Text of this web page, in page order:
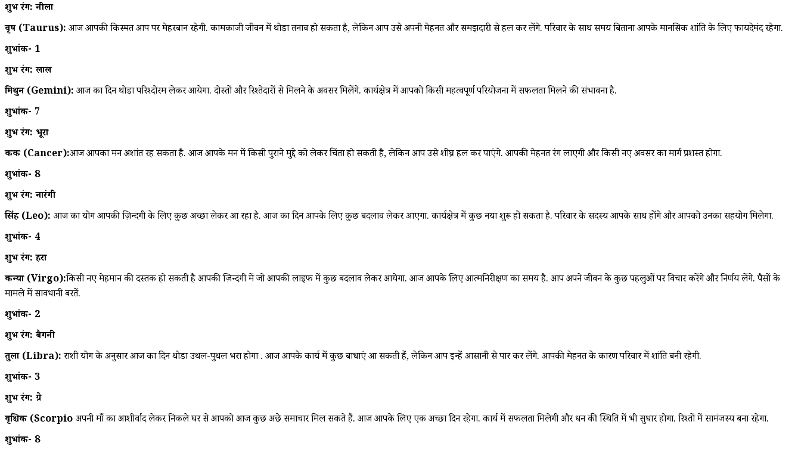
शुभ रंग: नीला
वृष (Taurus): आज आपकी किस्मत आप पर मेहरबान रहेगी. कामकाजी जीवन में थोड़ा तनाव हो सकता है, लेकिन आप उसे अपनी मेहनत और समझदारी से हल कर लेंगे. परिवार के साथ समय बिताना आपके मानसिक शांति के लिए फायदेमंद रहेगा.
शुभांक- 1
शुभ रंग: लाल
मिथुन (Gemini): आज का दिन थोडा परिश्दोरम लेकर आयेगा. दोस्तों और रिश्तेदारों से मिलने के अवसर मिलेंगे. कार्यक्षेत्र में आपको किसी महत्वपूर्ण परियोजना में सफलता मिलने की संभावना है.
शुभांक- 7
शुभ रंग: भूरा
कर्क (Cancer):आज आपका मन अशांत रह सकता है. आज आपके मन में किसी पुराने मुद्दे को लेकर चिंता हो सकती है, लेकिन आप उसे शीघ्र हल कर पाएंगे. आपकी मेहनत रंग लाएगी और किसी नए अवसर का मार्ग प्रशस्त होगा.
शुभांक- 8
शुभ रंग: नारंगी
सिंह (Leo): आज का योग आपकी ज़िन्दगी के लिए कुछ अच्छा लेकर आ रहा है. आज का दिन आपके लिए कुछ बदलाव लेकर आएगा. कार्यक्षेत्र में कुछ नया शुरू हो सकता है. परिवार के सदस्य आपके साथ होंगे और आपको उनका सहयोग मिलेगा.
शुभांक- 4
शुभ रंग: हरा
कन्या (Virgo):किसी नए मेहमान की दस्तक हो सकती है आपकी ज़िन्दगी में जो आपकी लाइफ में कुछ बदलाव लेकर आयेगा. आज आपके लिए आत्मनिरीक्षण का समय है. आप अपने जीवन के कुछ पहलुओं पर विचार करेंगे और निर्णय लेंगे. पैसों के
मामले में सावधानी बरतें.
शुभांक- 2
शुभ रंग: बैगनी
तुला (Libra):राशी योग के अनुसार आज का दिन थोडा उथल-पुथल भरा होगा . आज आपके कार्य में कुछ बाधाएं आ सकती हैं, लेकिन आप इन्हें आसानी से पार कर लेंगे. आपकी मेहनत के कारण परिवार में शांति बनी रहेगी.
शुभांक- 3
शुभ रंग: ग्रे
वृश्चिक (Scorpio अपनी माँ का आशीर्वाद लेकर निकले घर से आपको आज कुछ अछे समाचार मिल सकते हैं. आज आपके लिए एक अच्छा दिन रहेगा. कार्य में सफलता मिलेगी और धन की स्थिति में भी सुधार होगा. रिश्तों में सामंजस्य बना रहेगा.
शुभांक- 8